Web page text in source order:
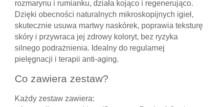
rozmarynu i rumianku, działa kojąco i regenerująco.
Dzięki obecności naturalnych mikroskopijnych igieł,
skutecznie usuwa martwy naskórek, poprawia teksturę
skóry i przywraca jej zdrowy koloryt, bez ryzyka
silnego podrażnienia. Idealny do regularnej
pielęgnacji i terapii anti-aging.
Co zawiera zestaw?
Każdy zestaw zawiera: